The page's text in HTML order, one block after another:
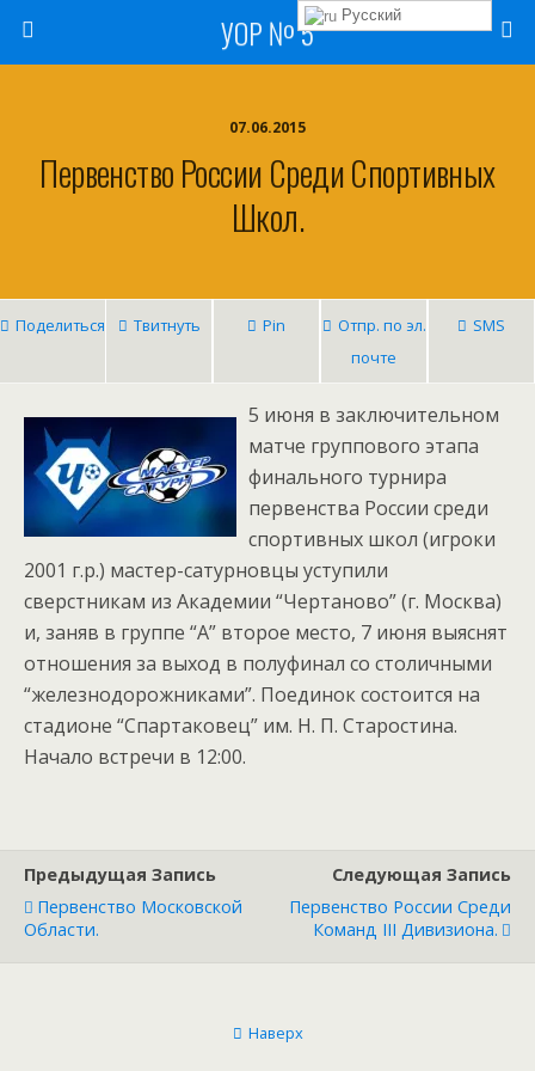
УОР № 5
07.06.2015
Первенство России Среди Спортивных
Школ.
Поделиться Твитнуть Pin
Отпр. по эл.
почте
SMS
5 июня в заключительном
матче группового этапа
финального турнира
первенства России среди
спортивных школ (игроки
2001 г.р.) мастер-сатурновцы уступили
сверстникам из Академии “Чертаново” (г. Москва)
и, заняв в группе “А” второе место, 7 июня выяснят
отношения за выход в полуфинал со столичными
“железнодорожниками”. Поединок состоится на
стадионе “Спартаковец” им. Н. П. Старостина.
Начало встречи в 12:00.
Предыдущая Запись
Первенство Московской
Области.
Следующая Запись
Первенство России Среди
Команд III Дивизиона.
Русский
Наверх